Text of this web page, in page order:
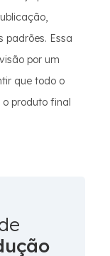
padrões. Essa
por um
que todo o
produto final